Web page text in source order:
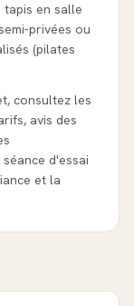
tapis en salle
privées ou
(pilates
consultez les
avis des
d'essai
et la